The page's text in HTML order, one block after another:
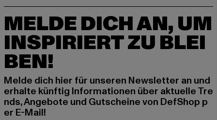
MELDE DICH AN, UM
INSPIRIERT ZU BLEI
BEN!
Melde dich hier für unseren Newsletter an und
erhalte künftig Informationen über aktuelle Tre
nds, Angebote und Gutscheine von DefShop p
er E-Mail!